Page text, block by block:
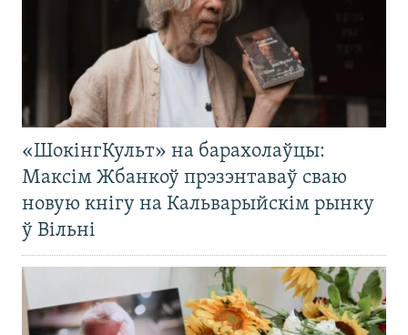
«ШокінгКульт» на барахолаўцы:
Максім Жбанкоў прэзэнтаваў сваю
новую кнігу на Кальварыйскім рынку
ў Вільні